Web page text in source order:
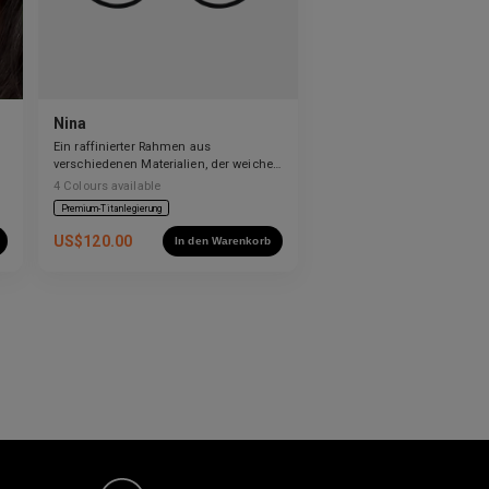
Nina
Ein raffinierter Rahmen aus
verschiedenen Materialien, der weiche
Kurven mit klaren Linien ausbalanciert.
4 Colours available
Premium-Titanlegierung
US$120.00 In den Warenkorb